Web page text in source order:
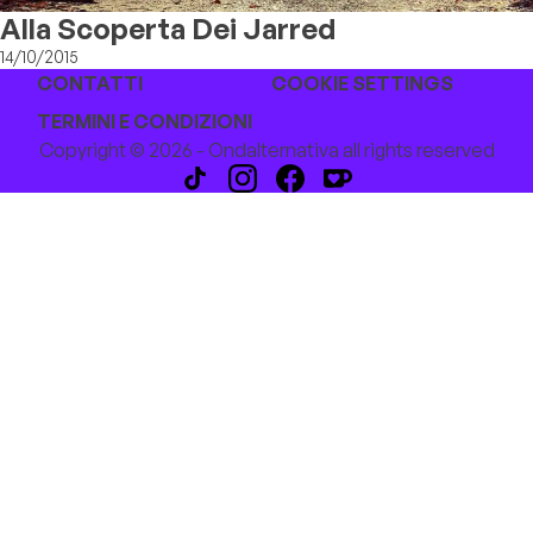
Alla Scoperta Dei Jarred
14/10/2015
CONTATTI
COOKIE SETTINGS
TERMINI E CONDIZIONI
Copyright © 2026 - Ondalternativa all rights reserved